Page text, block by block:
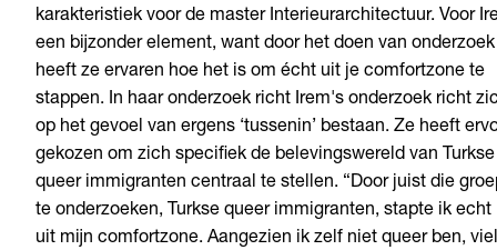
karakteristiek voor de master Interieurarchitectuur. Voor
een bijzonderelement, want door het doen van onderzoek
heeft ze ervaren hoe het is om écht uit je comfortzone te
stappen. In haar onderzoek richt Irem's onderzoek richt
op het gevoel van ergens ‘tussenin’ bestaan. Ze heeft
gekozen om zich specifiek de belevingswereld van Turkse
queer immigranten centraal te stellen. “Door juist die
te onderzoeken, Turkse queer immigranten, stapte ik echt
uit mijn comfortzone. Aangezien ik zelf niet queer ben, viel